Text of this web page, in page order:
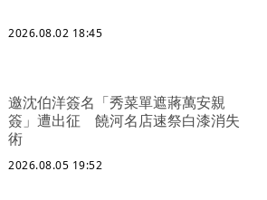
2026.08.02 18:45
邀沈伯洋簽名「秀菜單遮蔣萬安親
簽」遭出征 饒河名店速祭白漆消失
術
2026.08.05 19:52